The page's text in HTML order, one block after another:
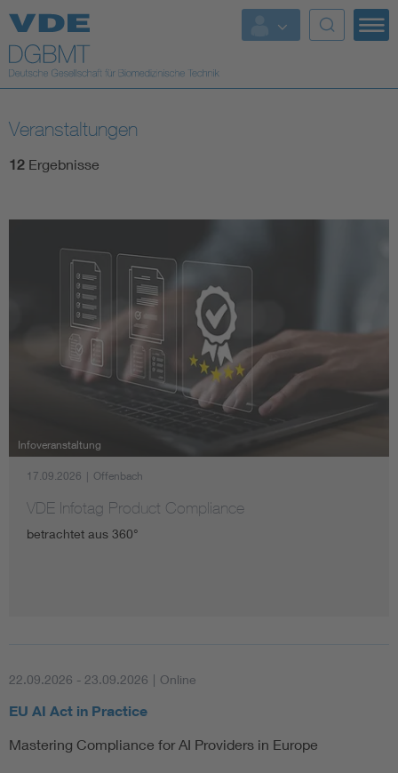
Top Themen
Fokusthemen
Energy
Mobility
Standards
Weitere Themen
Prostheses + implants
Veranstaltungen
12 Ergebnisse
Infoveranstaltung
17.09.2026 | Offenbach
VDE Infotag Product Compliance
betrachtet aus 360°
22.09.2026 - 23.09.2026 | Online
EU AI Act in Practice
Mastering Compliance for AI Providers in Europe